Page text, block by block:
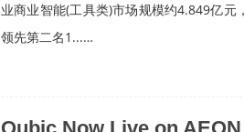
业商业智能(工具类)市场规模约4.849亿元
领先第二名1...…